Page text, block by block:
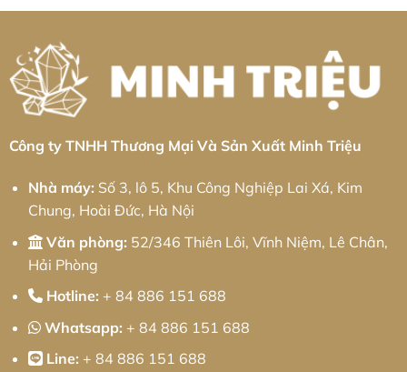
từ
Minh
Triệu
Nhôm
Nghiệp
Cầu
Quan:
Giải
Pháp
Kỹ
Thuật
Xác
Và
Tối
Chi
Cho
Doanh
Nghiệp
Công ty TNHH Thương Mại Và Sản Xuất Minh Triệu
Nhà máy: Số 3, lô 5, Khu Công Nghiệp Lai Xá, Kim
Chung, Hoài Đức, Hà Nội
Văn phòng: 52/346 Thiên Lôi, Vĩnh Niệm, Lê Chân,
Hải Phòng
Hotline: + 84 886 151 688
Whatsapp: + 84 886 151 688
Line: + 84 886 151 688